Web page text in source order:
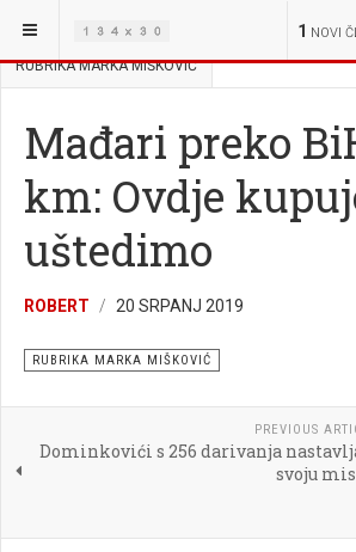
1 NOVI
NALAZITE SE OVDJE: VIJESTI IZ
RUBRIKA MARKA MIŠKOVIĆ
Mađari preko
km: Ovdje
uštedimo
ROBERT 20 SRPANJ 2019
RUBRIKA MARKA MIŠKOVIĆ
PREVIOUS
Dominkovići s 256 darivanja
svoju